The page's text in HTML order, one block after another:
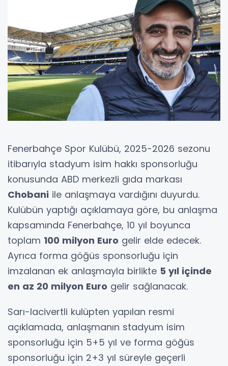
Fenerbahçe Spor Kulübü, 2025-2026 sezonu
itibarıyla stadyum isim hakkı sponsorluğu
konusunda ABD merkezli gıda markası
Chobani ile anlaşmaya vardığını duyurdu.
Kulübün yaptığı açıklamaya göre, bu anlaşma
kapsamında Fenerbahçe, 10 yıl boyunca
toplam 100 milyon Euro gelir elde edecek.
Ayrıca forma göğüs sponsorluğu için
imzalanan ek anlaşmayla birlikte 5 yıl içinde
en az 20 milyon Euro gelir sağlanacak.
Sarı-lacivertli kulüpten yapılan resmi
açıklamada, anlaşmanın stadyum isim
sponsorluğu için 5+5 yıl ve forma göğüs
sponsorluğu için 2+3 yıl süreyle geçerli